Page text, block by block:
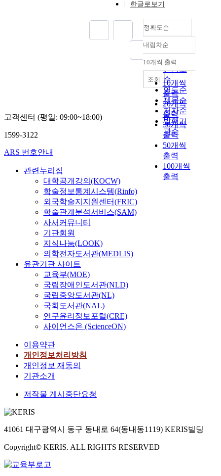
한글로보기
정확도순
정확도
순
인기도
순
연도순
제목순
저자순
발행기
관순
내림차순
내림차순
10개씩 출력
10개씩
출력
20개씩
출력
30개씩
출력
50개씩
출력
100개씩
출력
조회
고객센터 (평일: 09:00~18:00)
1599-3122
ARS 번호안내
관련누리집
대학공개강의(KOCW)
학술정보통계시스템(Rinfo)
외국학술지지원센터(FRIC)
학술관계분석서비스(SAM)
사서커뮤니티
기관회원
지식나눔(LOOK)
의학전자도서관(MEDLIS)
유관기관 사이트
교육부(MOE)
국립장애인도서관(NLD)
국립중앙도서관(NL)
국회도서관(NAL)
연구윤리정보포털(CRE)
사이언스온 (ScienceON)
이용약관
개인정보처리방침
개인정보 재동의
기관소개
저작물 게시중단요청
41061 대구광역시 동구 동내로 64(동내동1119) KERIS빌딩
Copyright© KERIS. ALL RIGHTS RESERVED